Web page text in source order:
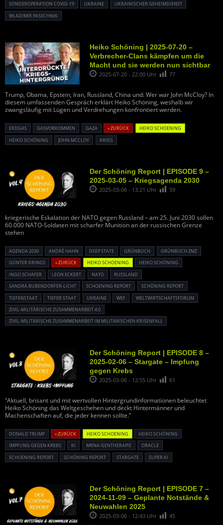
SONDEROPERATION COVID-19
UKRAINE
UKRAINISCHER GEHEIMDIENST
WLADIMIR PASECHNIK
Heiko Schöning | 2025-07-20 –
Verbrecher-Clans kämpfen um die
Macht und sie werden nun sichtbar
2025-07-20 - 22:00 Uhr 77
Trump, Obama, Epstein, Iran, Russland, China und: Wer war John McCloy? In
diesem umfassenden Gespräch erklärt Heiko Schöning, weshalb wir
zwangsläufig mit Lügen und Verdrehungen konfrontiert werden.
ERDGAS GASVORKOMMEN GAZA « ZURÜCK
HEIKO SCHOENING
HEIKO SCHÖNING
JOHN MCCLOY KRIEG
Der Schöning Report | EPISODE 9 –
2025-03-05 – Kriegsagenda 2030
2025-03-06 - 13:21 Uhr 59
kriegerische Eskalation der NATO gegen Russland – am 25. Juni 2030 sollen
60.000 NATO-Soldaten mit scharfer Munition an der russischen Grenze
stehen
AGENDA 2030 ANDRÉ HAHN DEEP STATE GRÜNBUCH
GRÜNBUCH ZMZ
GÜNTER KRINGS
« ZURÜCK HEIKO SCHOENING
HEIKO SCHÖNING
INGO SCHÄFER
LEON ECKERT NATO
RUSSLAND
SANDRA BUBENDORFER-LICHT
SCHOENING REPORT
SCHÖNING REPORT
TIEFENSTAAT
TIEFER STAAT UKRAINE WEF
WELTWIRTSCHAFTSFORUM
ZIVIL-MILITÄRISCHE ZUSAMMENARBEIT 4.0
ZIVIL-MILITÄRISCHE ZUSAMMENARBEIT IM MILITÄRISCHEN KRISENFALL
Der Schöning Report | EPISODE 8 –
2025-02-06 – Stargate – Impfung
gegen Krebs
2025-03-06 - 12:55 Uhr 61
“Aktuell, brisant und mit wertvollen Hintergrundinformationen beleuchtet
Heiko Schöning das Weltgeschehen und deckt Hintermänner und
Machenschaften auf, die jeder kennen sollte.”
DONALD TRUMP « ZURÜCK HEIKO SCHOENING
HEIKO SCHÖNING
IMPFUNG GEGEN KREBS
KI MRNA-GENTHERAPIE
ORACLE
SCHOENING REPORT
SCHÖNING REPORT STARGATE SUPER KI
Der Schöning Report | EPISODE 7 –
2024-11-09 – Geplante Notstände &
Neuwahlen 2025
2025-03-06 - 12:43 Uhr 45